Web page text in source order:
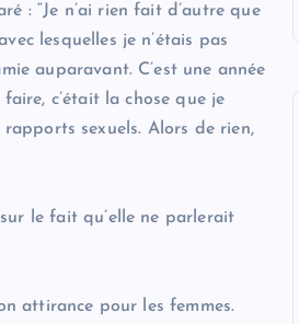
: “Je n’ai rien fait d’autre que
lesquelles je n’étais pas
auparavant. C’est une année
c’était la chose que je
sexuels. Alors de rien,
le fait qu’elle ne parlerait
attirance pour les femmes.